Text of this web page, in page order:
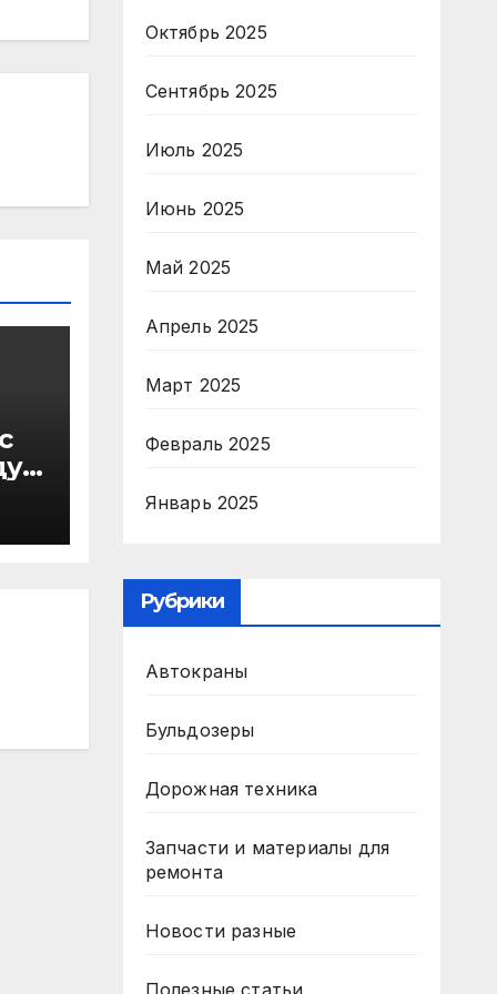
Октябрь 2025
Сентябрь 2025
Июль 2025
Июнь 2025
Май 2025
Апрель 2025
Март 2025
Февраль 2025
Январь 2025
Рубрики
Автокраны
Бульдозеры
Дорожная техника
Запчасти и материалы для
ремонта
Новости разные
Полезные статьи